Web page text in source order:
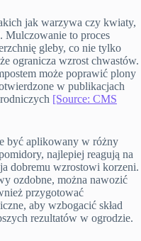
jak warzywa czy kwiaty,
Mulczowanie to proces
gleby, co nie tylko
ogranicza wzrost chwastów.
może poprawić plony
w publikacjach
[Source: CMS
być aplikowany w różny
najlepiej reagują na
dobremu wzrostowi korzeni.
ozdobne, można nawozić
przygotować
aby wzbogacić skład
rezultatów w ogrodzie.